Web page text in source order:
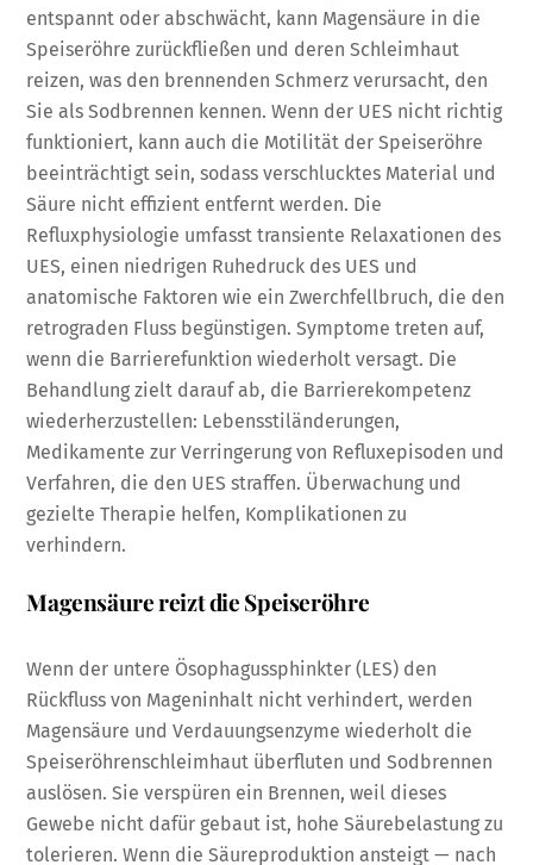
entspannt oder abschwächt, kann Magensäure in die
Speiseröhre zurückfließen und deren Schleimhaut
reizen, was den brennenden Schmerz verursacht, den
Sie als Sodbrennen kennen. Wenn der UES nicht richtig
funktioniert, kann auch die Motilität der Speiseröhre
beeinträchtigt sein, sodass verschlucktes Material und
Säure nicht effizient entfernt werden. Die
Refluxphysiologie umfasst transiente Relaxationen des
UES, einen niedrigen Ruhedruck des UES und
anatomische Faktoren wie ein Zwerchfellbruch, die den
retrograden Fluss begünstigen. Symptome treten auf,
wenn die Barrierefunktion wiederholt versagt. Die
Behandlung zielt darauf ab, die Barrierekompetenz
wiederherzustellen: Lebensstiländerungen,
Medikamente zur Verringerung von Refluxepisoden und
Verfahren, die den UES straffen. Überwachung und
gezielte Therapie helfen, Komplikationen zu
verhindern.
Magensäure reizt die Speiseröhre
Wenn der untere Ösophagussphinkter (LES) den
Rückfluss von Mageninhalt nicht verhindert, werden
Magensäure und Verdauungsenzyme wiederholt die
Speiseröhrenschleimhaut überfluten und Sodbrennen
auslösen. Sie verspüren ein Brennen, weil dieses
Gewebe nicht dafür gebaut ist, hohe Säurebelastung zu
tolerieren. Wenn die Säureproduktion ansteigt — nach